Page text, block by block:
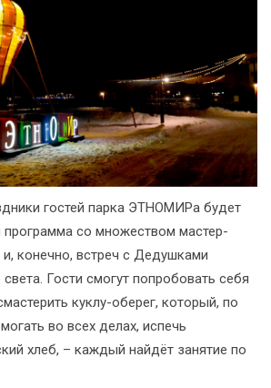
гостей парка ЭТНОМИРа будет
со множеством мастер-
и, конечно, встреч с Дедушками
Гости смогут попробовать себя
куклу-оберег, который, по
во всех делах, испечь
хлеб, – каждый найдёт занятие по